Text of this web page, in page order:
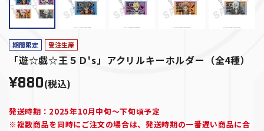
期間限定 受注生産
「遊☆戯☆王５Ｄ's」アクリルキーホルダー（全4種）
¥880(税込)
発送時期：2025年10月中旬～下旬頃予定
※複数商品を同時にご注文の場合は、発送時期の一番遅い商品に合